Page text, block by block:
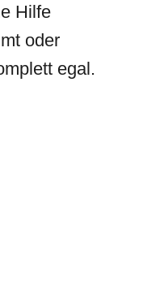
Hilfe
oder
egal.